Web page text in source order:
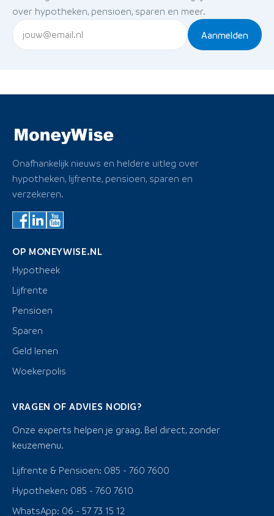
over hypotheken, pensioen, sparen en meer.
Aanmelden
Onafhankelijk nieuws en heldere uitleg over
hypotheken, lijfrente, pensioen, sparen en
verzekeren.
OP MONEYWISE.NL
Hypotheek
Lijfrente
Pensioen
Sparen
Geld lenen
Woekerpolis
VRAGEN OF ADVIES NODIG?
Onze experts helpen je graag. Bel direct, zonder
keuzemenu.
Lijfrente & Pensioen: 085 - 760 7600
Hypotheken: 085 - 760 7610
WhatsApp: 06 - 57 73 15 12